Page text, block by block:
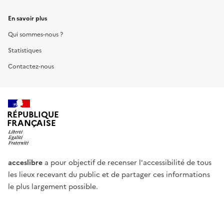
En savoir plus
Qui sommes-nous ?
Statistiques
Contactez-nous
RÉPUBLIQUE
FRANÇAISE
acceslibre a pour objectif de recenser l'accessibilité de tous
les lieux recevant du public et de partager ces informations
le plus largement possible.